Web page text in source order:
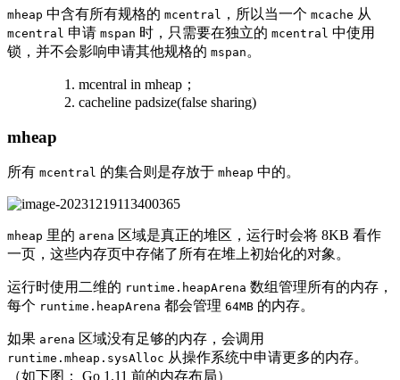
mheap 中含有所有规格的 mcentral ，所以当一个 mcache 从
mcentral 申请 mspan 时，只需要在独立的 mcentral 中使用
锁，并不会影响申请其他规格的 mspan 。
mcentral in mheap；
cacheline padsize(false sharing)
mheap
所有 mcentral 的集合则是存放于 mheap 中的。
mheap 里的 arena 区域是真正的堆区，运行时会将 8KB 看作
一页，这些内存页中存储了所有在堆上初始化的对象。
运行时使用二维的 runtime.heapArena 数组管理所有的内存，
每个 runtime.heapArena 都会管理 64MB 的内存。
如果 arena 区域没有足够的内存，会调用
runtime.mheap.sysAlloc 从操作系统中申请更多的内存。
（如下图： Go 1.11 前的内存布局）